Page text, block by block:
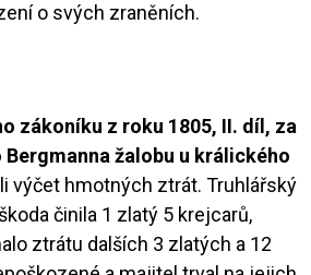
o svých zraněních.
zákoníku z roku 1805, II. díl, za
žalobu u králického
výčet hmotných ztrát. Truhlářský
činila 1 zlatý 5 krejcarů,
ztrátu dalších 3 zlatých a 12